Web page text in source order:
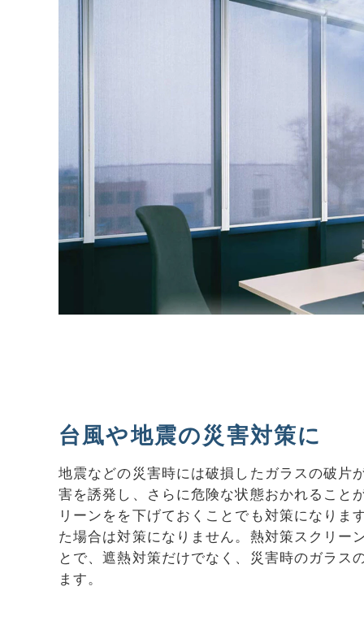
台風や地震の災害対策に
地震などの災害時には破損したガラスの破片
害を誘発し、さらに危険な状態おかれること
リーンをを下げておくことでも対策になりま
た場合は対策になりません。熱対策スクリー
とで、遮熱対策だけでなく、災害時のガラス
ます。